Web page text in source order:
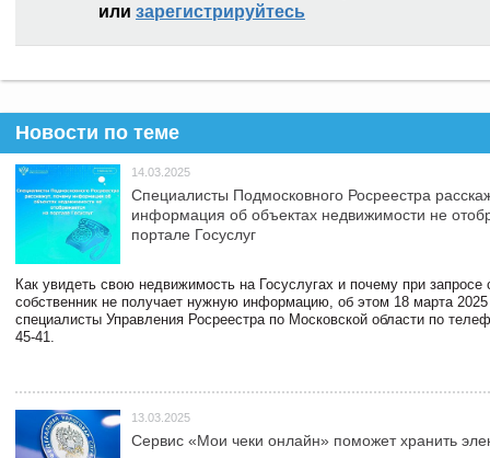
или зарегистрируйтесь
Новости по теме
14.03.2025
Специалисты Подмосковного Росреестра
информация об объектах недвижимости не
портале Госуслуг
Как увидеть свою недвижимость на Госуслугах и почему при запросе
собственник не получает нужную информацию, об этом 18 марта 2025
специалисты Управления Росреестра по Московской области по
45-41.
13.03.2025
Сервис «Мои чеки онлайн» поможет хранить